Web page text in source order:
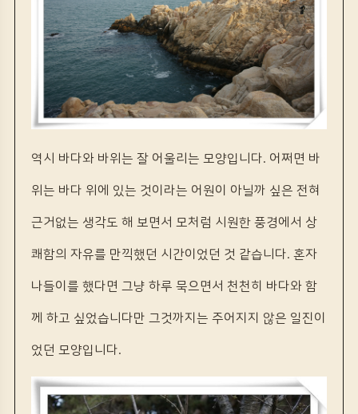
역시 바다와 바위는 잘 어울리는 모양입니다. 어쩌면 바
위는 바다 위에 있는 것이라는 어원이 아닐까 싶은 전혀
근거없는 생각도 해 보면서 모처럼 시원한 풍경에서 상
쾌함의 자유를 만끽했던 시간이었던 것 같습니다. 혼자
나들이를 했다면 그냥 하루 묵으면서 천천히 바다와 함
께 하고 싶었습니다만 그것까지는 주어지지 않은 일진이
었던 모양입니다.